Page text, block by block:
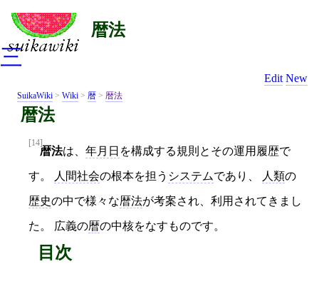
暦法
Edit New
SuikaWiki > Wiki > 暦 > 暦法
暦法
[14]
暦法は、 年月日 を構成する規則とその運用履歴で
す。 人間社会の根本を担う システムであり、 人類の
歴史の中で様々な暦法が考案され、利用されてきまし
た。 広義の暦の中核をなすものです。
目次
三